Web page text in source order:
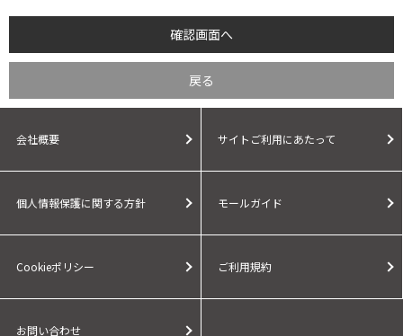
会社概要 サイトご利用にあたって
個人情報保護に関する方針 モールガイド
Cookieポリシー ご利用規約
お問い合わせ